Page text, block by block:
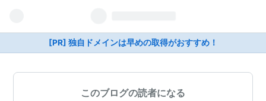
[PR] 独自ドメインは早めの取得がおすすめ！
このブログの読者になる